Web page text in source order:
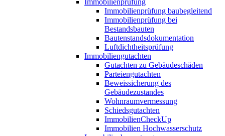
Immobilienprüfung baubegleitend
Immobilienprüfung bei
Bestandsbauten
Bautenstandsdokumentation
Luftdichtheitsprüfung
Immobiliengutachten
Gutachten zu Gebäudeschäden
Parteiengutachten
Beweissicherung des
Gebäudezustandes
Wohnraumvermessung
Schiedsgutachten
ImmobilienCheckUp
Immobilien Hochwasserschutz